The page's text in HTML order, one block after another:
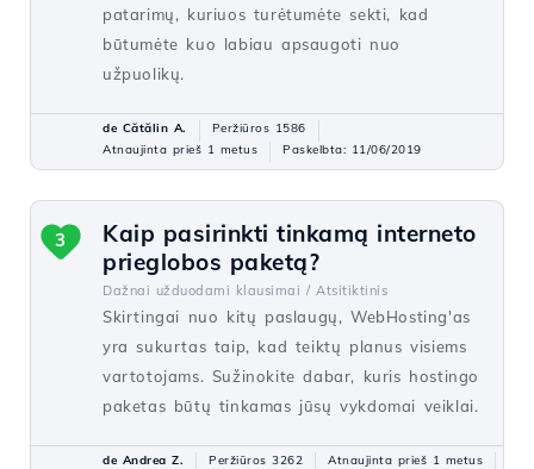
patarimų, kuriuos turėtumėte sekti, kad
būtumėte kuo labiau apsaugoti nuo
užpuolikų.
de Cătălin A.
Peržiūros 1586
Atnaujinta prieš 1 metus
Paskelbta: 11/06/2019
Kaip pasirinkti tinkamą interneto
prieglobos paketą?
Dažnai užduodami klausimai / Atsitiktinis
Skirtingai nuo kitų paslaugų, WebHosting'as
yra sukurtas taip, kad teiktų planus visiems
vartotojams. Sužinokite dabar, kuris hostingo
paketas būtų tinkamas jūsų vykdomai veiklai.
3
de Andrea Z. Peržiūros 3262
Atnaujinta prieš 1 metus